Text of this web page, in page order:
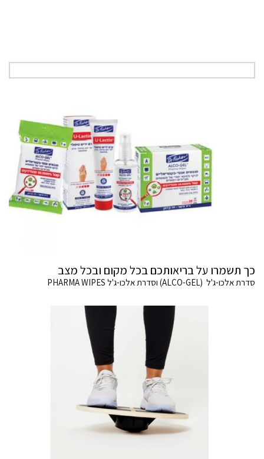
כך תשמרו על בריאותכם בכל מקום ובכל מצב
סדרת אלכו-ג'ל (ALCO-GEL) וסדרת אלכו-ג'ל PHARMA WIPES